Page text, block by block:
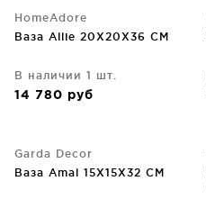
HomeAdore
Ваза Allie 20X20X36 CM
В наличии 1 шт.
14 780 руб
Garda Decor
Ваза Amal 15X15X32 CM